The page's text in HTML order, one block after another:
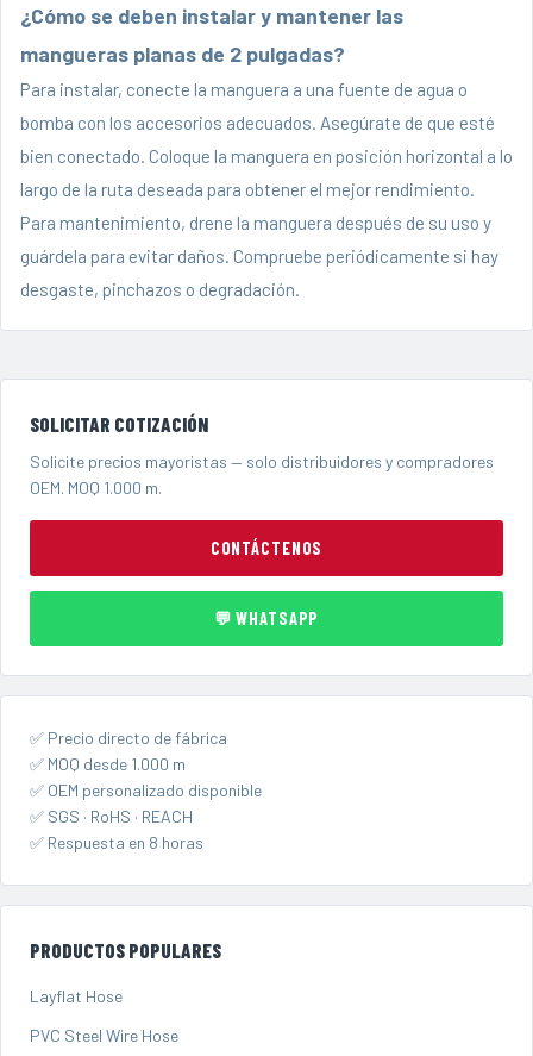
¿Cómo se deben instalar y mantener las
mangueras planas de 2 pulgadas?
Para instalar, conecte la manguera a una fuente de agua o
bomba con los accesorios adecuados. Asegúrate de que esté
bien conectado. Coloque la manguera en posición horizontal a lo
largo de la ruta deseada para obtener el mejor rendimiento.
Para mantenimiento, drene la manguera después de su uso y
guárdela para evitar daños. Compruebe periódicamente si hay
desgaste, pinchazos o degradación.
SOLICITAR COTIZACIÓN
Solicite precios mayoristas — solo distribuidores y compradores
OEM. MOQ 1.000 m.
CONTÁCTENOS
💬 WHATSAPP
✅ Precio directo de fábrica
✅ MOQ desde 1.000 m
✅ OEM personalizado disponible
✅ SGS · RoHS · REACH
✅ Respuesta en 8 horas
PRODUCTOS POPULARES
Layflat Hose
PVC Steel Wire Hose